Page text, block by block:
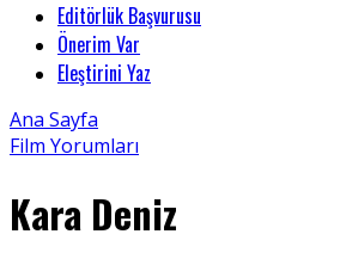
Editörlük Başvurusu
Önerim Var
Eleştirini Yaz
Ana Sayfa
Film Yorumları
Kara Deniz